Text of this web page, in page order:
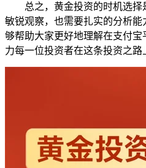
总之，黄金投资的时机选
敏锐观察，也需要扎实的分析
够帮助大家更好地理解在支付
力每一位投资者在这条投资之路